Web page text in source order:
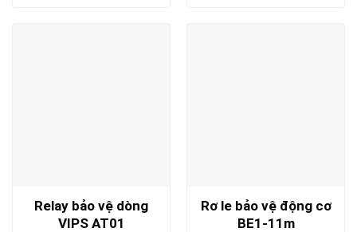
Relay bảo vệ dòng
VIPS AT01
Rơ le bảo vệ động cơ
BE1-11m